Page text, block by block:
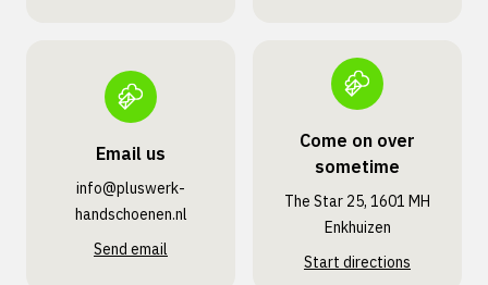
Email us
info@pluswerk­
handschoenen.nl
Send email
Come on over
sometime
The Star 25, 1601 MH
Enkhuizen
Start directions